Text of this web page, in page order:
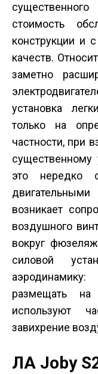
стоимость
конструкции и
качеств.
заметно
установка
только на
частности, при
существенному
это нередко
возникает
воздушного
вокруг
силовой
размещать
используют
завихрение
ЛА Joby